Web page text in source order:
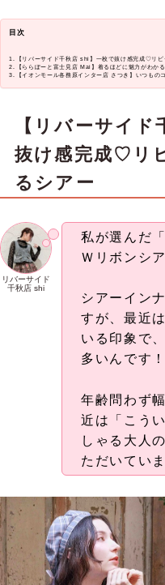
目次
【リバーサイド千秋店 shi】一枚で抜け感完成♡リ
【ららぽーと富士見店 Mai】着るほどに魅力がわか
【イオンモール各務原インター店 さつき】いつもの
【リバーサイ
抜け感完成♡リ
るシアー
リバーサイド
千秋店 shi
私が選んだ
Ｗリボンシ
シアーイン
すが、最近
いる印象で
多いんです！
年齢問わず
近は「こう
しゃる大人
ただいてい